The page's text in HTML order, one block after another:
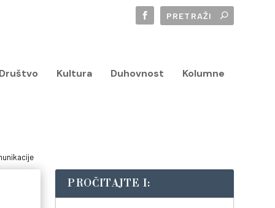
Kultura Duhovnost Kolumne
PROČITAJTE I: